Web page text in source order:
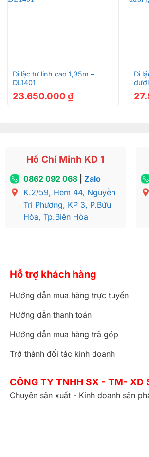
Di lặc tứ linh cao 1,35m –
DL1401
23.650.000 ₫
Di
dưới
Hồ Chí Minh KD 1
0862 092 068| Zalo
K.2/59, Hẻm 44, Nguyễn
Tri Phương, KP 3, P.Bửu
Hòa, Tp.Biên Hòa
Hỗ trợ khách hàng
Hướng dẫn mua hàng trực tuyến
Hướng dẫn thanh toán
Hướng dẫn mua hàng trả góp
Trở thành đối tác kinh doanh
CÔNG TY TNHH SX - TM- XD
Chuyên sản xuất - Kinh doanh sản